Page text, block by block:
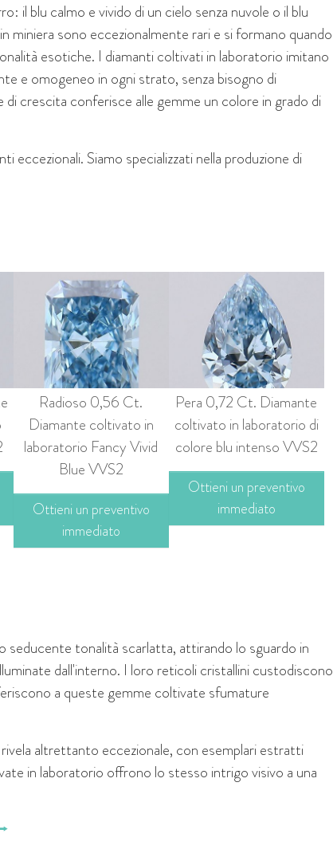
il blu calmo e vivido di un cielo senza nuvole o il blu
sono eccezionalmente rari e si formano quando
esotiche. I diamanti coltivati in laboratorio imitano
e omogeneo in ogni strato, senza bisogno di
crescita conferisce alle gemme un colore in grado di
eccezionali. Siamo specializzati nella produzione di
Radioso 0,56 Ct.
Diamante coltivato in
laboratorio Fancy Vivid
Blue VVS2
Ottieni un preventivo
immediato
Pera 0,72 Ct. Diamante
coltivato in laboratorio di
colore blu intenso VVS2
Ottieni un preventivo
immediato
seducente tonalità scarlatta, attirando lo sguardo in
dall'interno. I loro reticoli cristallini custodiscono
a queste gemme coltivate sfumature
altrettanto eccezionale, con esemplari estratti
in laboratorio offrono lo stesso intrigo visivo a una